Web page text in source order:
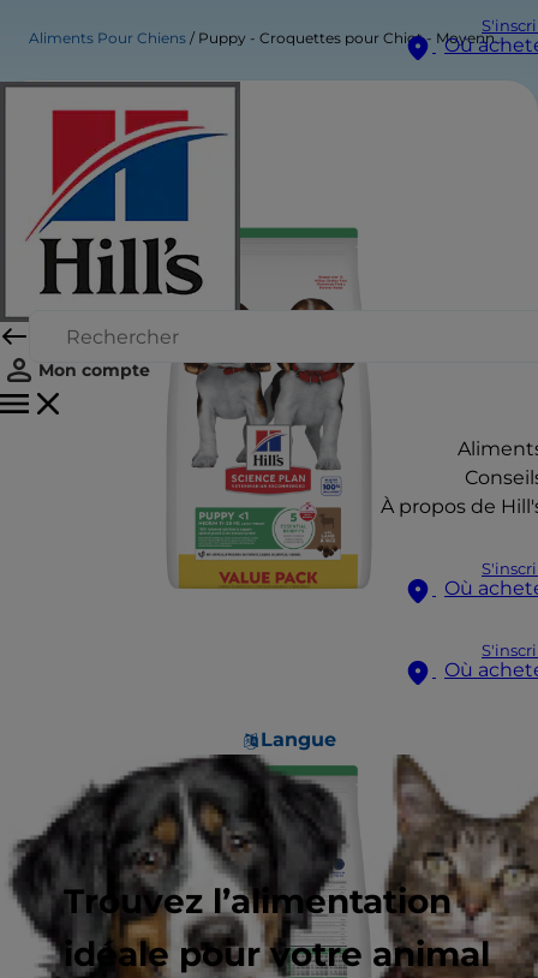
Où
Mon compte
À propos de
Où
Où
Langue
Trouvez l’alimentation
idéale pour votre animal
Aliments Pour Chiens Puppy - Croquettes pour Chiot - Moyenne Race